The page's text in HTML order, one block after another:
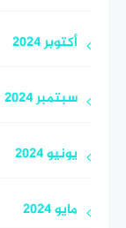
أكتوبر 2024
سبتمبر 2024
يونيو 2024
مايو 2024